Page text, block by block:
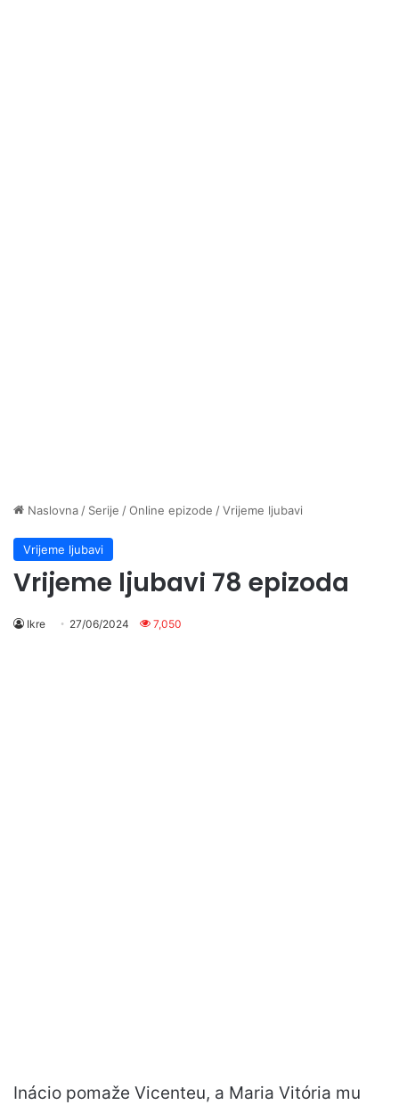
Naslovna / Serije /Online epizode /Vrijeme ljubavi
Vrijeme ljubavi
Vrijeme ljubavi 78 epizoda
Ikre 27/06/2024 7,050
Inácio pomaže Vicenteu, a Maria Vitória mu